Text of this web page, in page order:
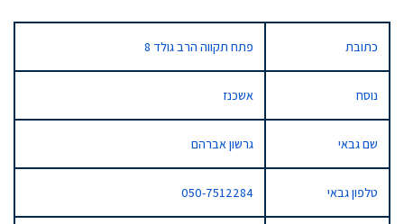
כתובת פתח תקווה הרב גולד 8
נוסח אשכנז
שם גבאי גרשון אברהם
טלפון גבאי 050-7512284